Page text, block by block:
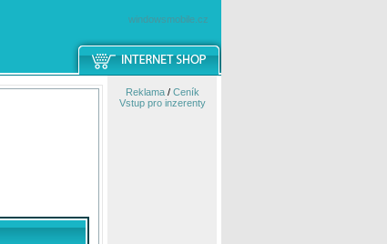
windowsmobile.cz
Reklama/ Ceník
Vstup pro inzerenty